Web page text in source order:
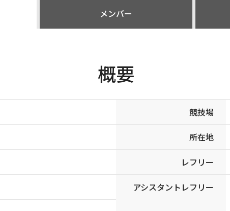
メンバー
概要
競技場
所在地
レフリー
アシスタントレフリー